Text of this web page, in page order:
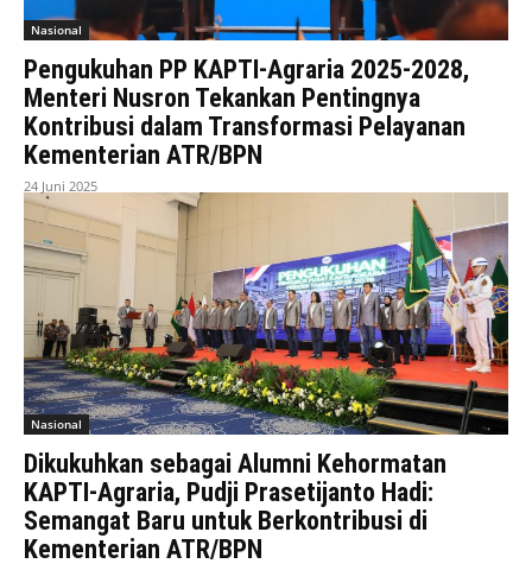
Nasional
Pengukuhan PP KAPTI-Agraria 2025-2028,
Menteri Nusron Tekankan Pentingnya
Kontribusi dalam Transformasi Pelayanan
Kementerian ATR/BPN
24 Juni 2025
Nasional
Dikukuhkan sebagai Alumni Kehormatan
KAPTI-Agraria, Pudji Prasetijanto Hadi:
Semangat Baru untuk Berkontribusi di
Kementerian ATR/BPN